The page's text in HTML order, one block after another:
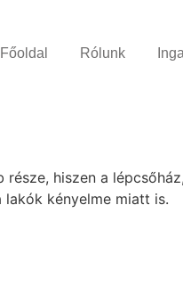
Főoldal Rólunk
hiszen a
lakók kényelme miatt is.